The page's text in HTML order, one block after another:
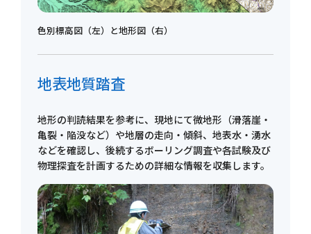
色別標高図（左）と地形図（右）
地表地質踏査
地形の判読結果を参考に、現地にて微地形（滑落崖・
亀裂・陥没など）や地層の走向・傾斜、地表水・湧水
などを確認し、後続するボーリング調査や各試験及び
物理探査を計画するための詳細な情報を収集します。